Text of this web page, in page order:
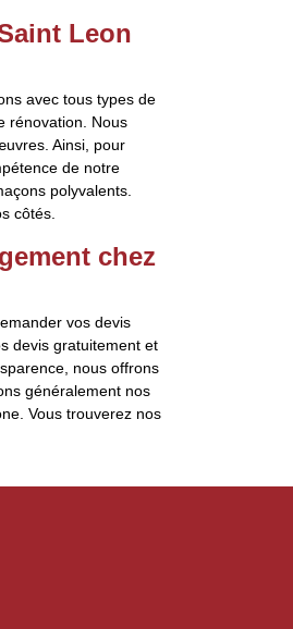
Leon
avec tous types de
rénovation. Nous
Ainsi, pour
de notre
polyvalents.
côtés.
chez
vos devis
devis gratuitement et
nous offrons
généralement nos
Vous trouverez nos